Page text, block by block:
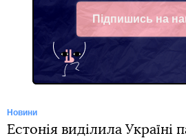
Підпишись на
Facebook
Новини
Естонія виділила Україні